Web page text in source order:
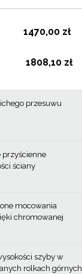
1470,00 zł
1808,10 zł
przesuwu
przyścienne
ściany
mocowania
chromowanej
szyby w
rolkach górnych